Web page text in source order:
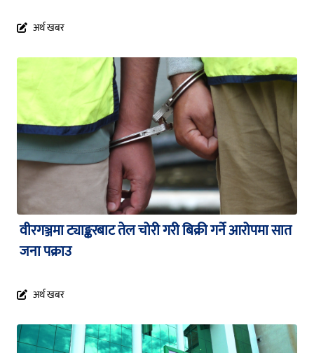
अर्थ खबर
वीरगञ्जमा ट्याङ्करबाट तेल चोरी गरी बिक्री गर्ने आरोपमा सात
जना पक्राउ
अर्थ खबर